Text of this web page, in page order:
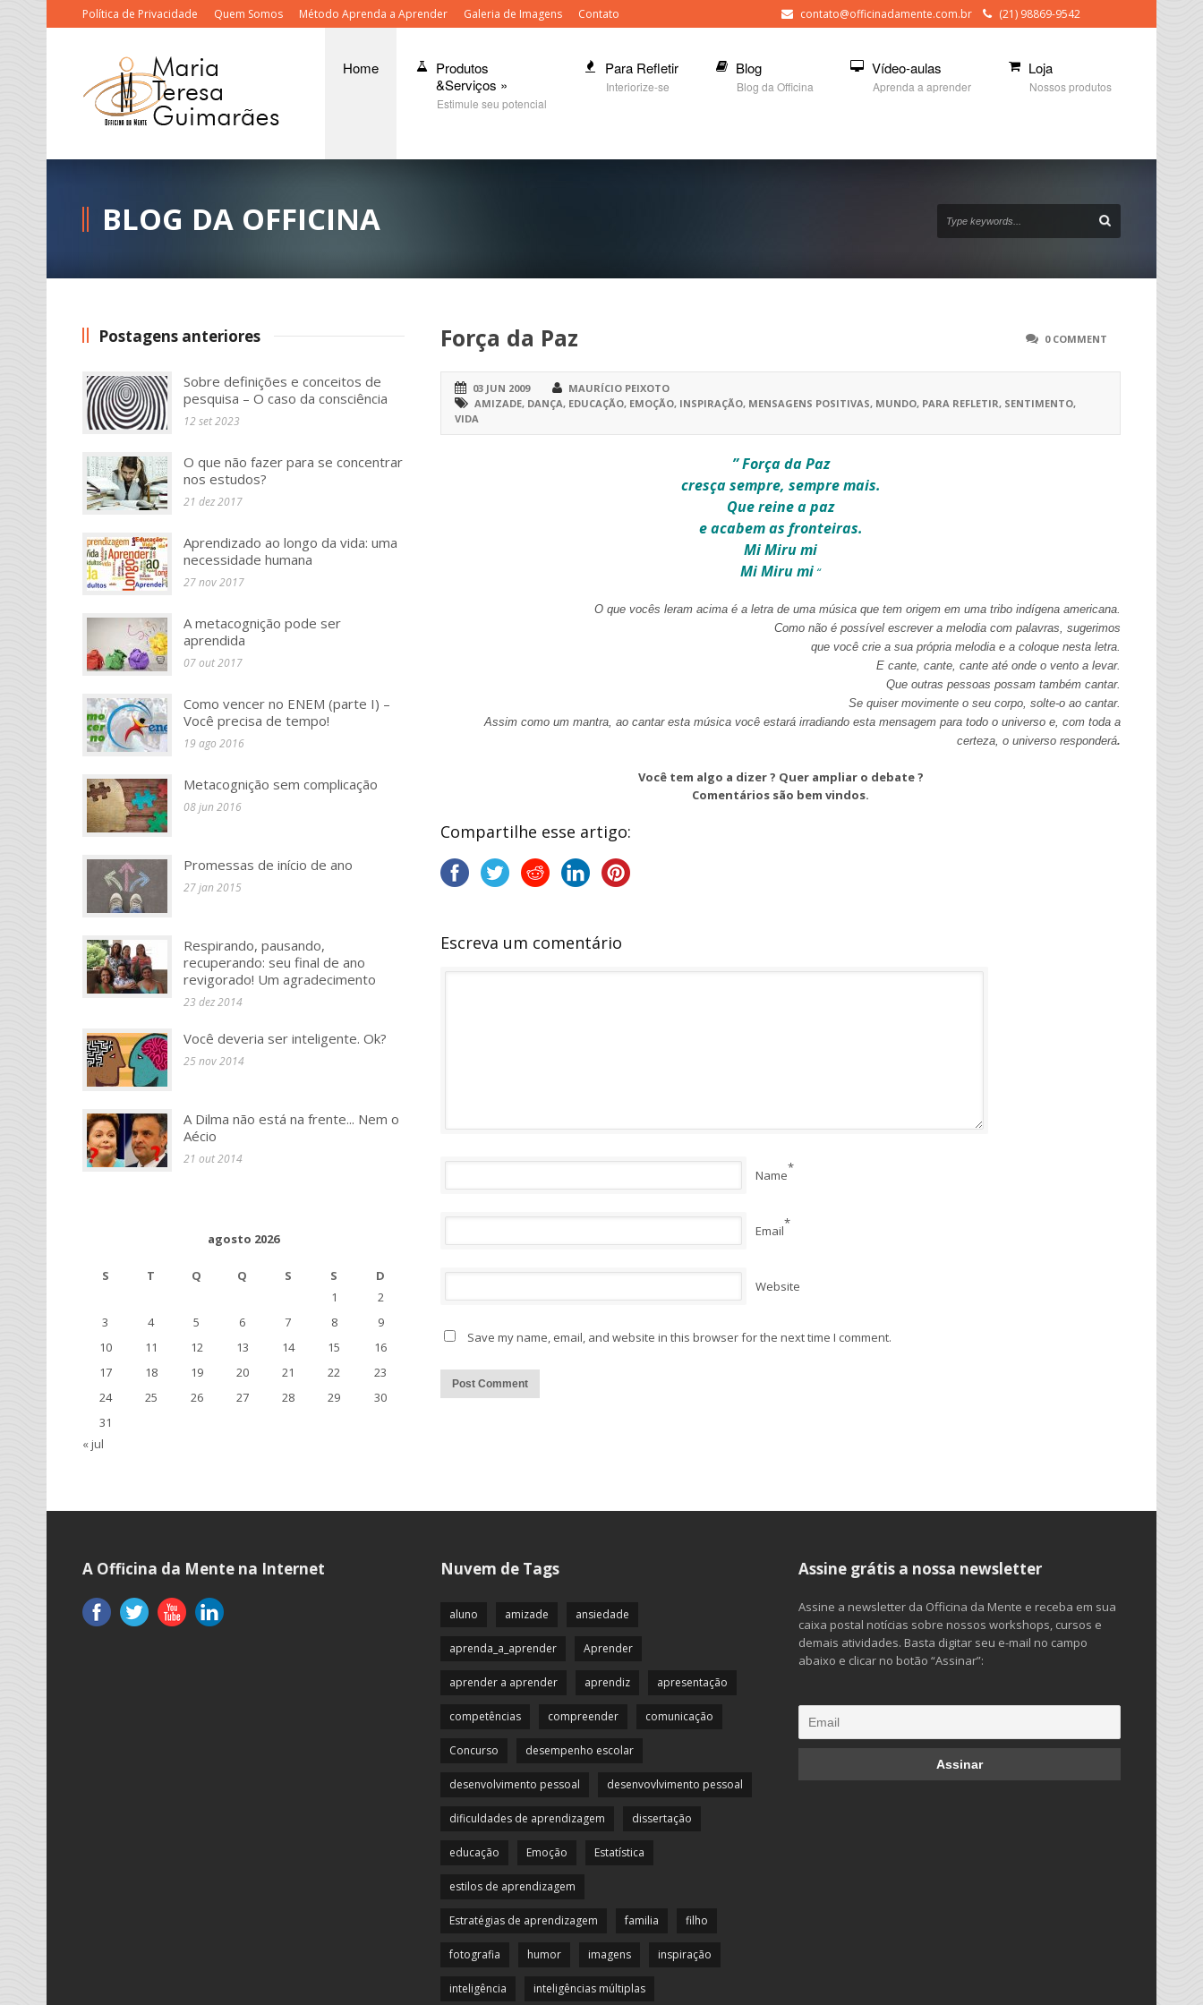
Política de Privacidade Quem Somos Método Aprenda a Aprender Galeria de Imagens Contato contato@officinadamente.com.br (21) 98869-9542
Home
Produtos
&Serviços »
Estimule seu potencial
Para Refletir
Interiorize-se
Blog
Blog da Officina
Vídeo-aulas
Aprenda a aprender
Loja
Nossos produtos
BLOG DA OFFICINA
0 COMMENT
Força da Paz
03 JUN 2009
MAURÍCIO PEIXOTO
AMIZADE, DANÇA, EDUCAÇÃO, EMOÇÃO, INSPIRAÇÃO, MENSAGENS POSITIVAS, MUNDO, PARA REFLETIR, SENTIMENTO,
VIDA
” Força da Paz
cresça sempre, sempre mais.
Que reine a paz
e acabem as fronteiras.
Mi Miru mi
Mi Miru mi “
O que vocês leram acima é a letra de uma música que tem origem em uma tribo indígena americana.
Como não é possível escrever a melodia com palavras, sugerimos
que você crie a sua própria melodia e a coloque nesta letra.
E cante, cante, cante até onde o vento a levar.
Que outras pessoas possam também cantar.
Se quiser movimente o seu corpo, solte-o ao cantar.
Assim como um mantra, ao cantar esta música você estará irradiando esta mensagem para todo o universo e, com toda a
certeza, o universo responderá.
Você tem algo a dizer ? Quer ampliar o debate ?
Comentários são bem vindos.
Compartilhe esse artigo:
Escreva um comentário
Name*
Email*
Website
Save my name, email, and website in this browser for the next time I comment.
Postagens anteriores
Sobre definições e conceitos de
pesquisa – O caso da consciência
12 set 2023
O que não fazer para se concentrar
nos estudos?
21 dez 2017
Aprendizado ao longo da vida: uma
necessidade humana
27 nov 2017
A metacognição pode ser
aprendida
07 out 2017
Como vencer no ENEM (parte I) –
Você precisa de tempo!
19 ago 2016
Metacognição sem complicação
08 jun 2016
Promessas de início de ano
27 jan 2015
Respirando, pausando,
recuperando: seu final de ano
revigorado! Um agradecimento
23 dez 2014
Você deveria ser inteligente. Ok?
25 nov 2014
A Dilma não está na frente... Nem o
Aécio
21 out 2014
agosto 2026
S T Q Q S S
D
1
2
3
4 5 6 7 8
9
10
11 12 13 14 15
16
17
18 19 20 21 22
23
24
25 26 27 28 29
30
31
« jul
A Officina da Mente na Internet Nuvem de Tags
aluno amizade ansiedade
aprenda_a_aprender Aprender
aprender a aprender aprendiz apresentação
competências compreender comunicação
Concurso desempenho escolar
desenvolvimento pessoal desenvovlvimento pessoal
dificuldades de aprendizagem dissertação
educação Emoção Estatística
estilos de aprendizagem
Estratégias de aprendizagem familia filho
fotografia humor imagens inspiração
inteligência inteligências múltiplas
Assine grátis a nossa newsletter
Assine a newsletter da Officina da Mente e receba em sua
caixa postal notícias sobre nossos workshops, cursos e
demais atividades. Basta digitar seu e-mail no campo
abaixo e clicar no botão “Assinar”: